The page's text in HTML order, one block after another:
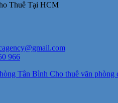
Thuê Tại HCM
966
Tân Bình Cho thuê văn phòng